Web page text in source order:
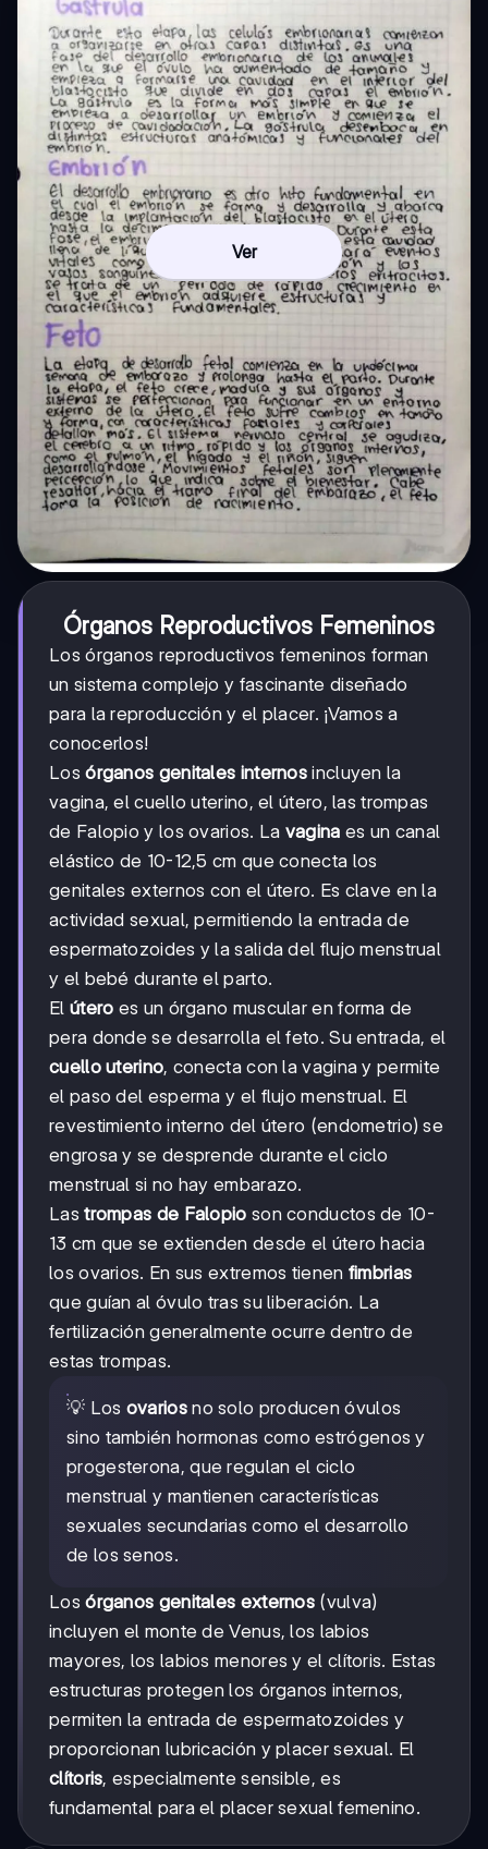
Ver
Órganos Reproductivos Femeninos
Los órganos reproductivos femeninos forman
un sistema complejo y fascinante diseñado
para la reproducción y el placer. ¡Vamos a
conocerlos!
Losórganos genitales internos incluyen la
vagina, el cuello uterino, el útero, las trompas
de Falopio y los ovarios. La vagina es un canal
elástico de 10-12,5 cm que conecta los
genitales externos con el útero. Es clave en la
actividad sexual, permitiendo la entrada de
espermatozoides y la salida del flujo menstrual
y el bebé durante el parto.
El útero es un órgano muscular en forma de
pera donde se desarrolla el feto. Su entrada, el
cuello uterino, conecta con la vagina y permite
el paso del esperma y el flujo menstrual. El
revestimiento interno del útero (endometrio) se
engrosa y se desprende durante el ciclo
menstrual si no hay embarazo.
Lastrompas de Falopio son conductos de 10-
13 cm que se extienden desde el útero hacia
los ovarios. En sus extremos tienen fimbrias
que guían al óvulo tras su liberación. La
fertilización generalmente ocurre dentro de
estas trompas.
💡 Los ovariosno solo producen óvulos
sino también hormonas como estrógenos y
progesterona, que regulan el ciclo
menstrual y mantienen características
sexuales secundarias como el desarrollo
de los senos.
Losórganos genitales externos (vulva)
incluyen el monte de Venus, los labios
mayores, los labios menores y el clítoris. Estas
estructuras protegen los órganos internos,
permiten la entrada de espermatozoides y
proporcionan lubricación y placer sexual. El
clítoris, especialmente sensible, es
fundamental para el placer sexual femenino.